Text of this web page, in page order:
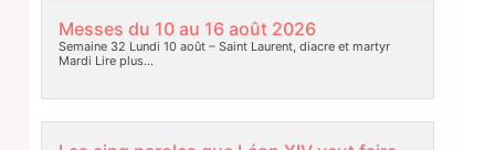
Messes du 10 au 16 août 2026
Semaine 32 Lundi 10 août – Saint Laurent, diacre et martyr
Mardi Lire plus…